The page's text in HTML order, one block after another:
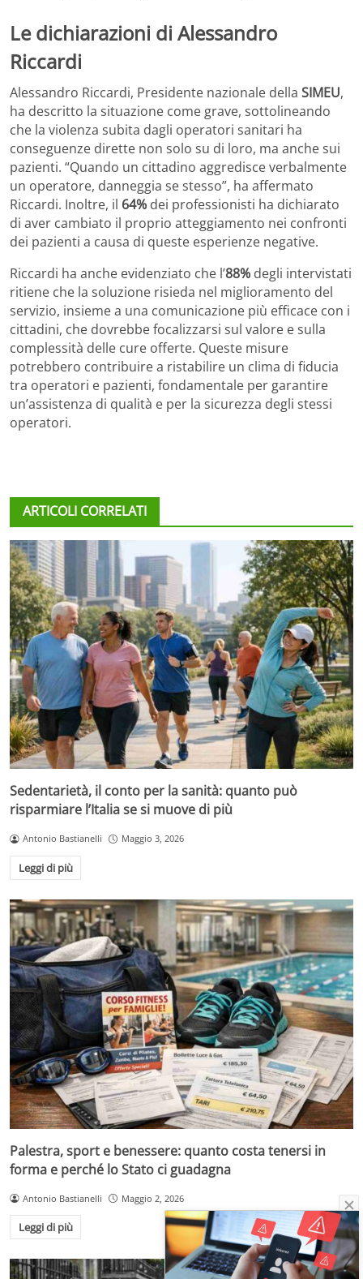
Le dichiarazioni di Alessandro
Riccardi
Alessandro Riccardi, Presidente nazionale della SIMEU,
ha descritto la situazione come grave, sottolineando
che la violenza subita dagli operatori sanitari ha
conseguenze dirette non solo su di loro, ma anche sui
pazienti. “Quando un cittadino aggredisce verbalmente
un operatore, danneggia se stesso”, ha affermato
Riccardi. Inoltre, il 64% dei professionisti ha dichiarato
di aver cambiato il proprio atteggiamento nei confronti
dei pazienti a causa di queste esperienze negative.
Riccardi ha anche evidenziato che l’88% degli intervistati
ritiene che la soluzione risieda nel miglioramento del
servizio, insieme a una comunicazione più efficace con i
cittadini, che dovrebbe focalizzarsi sul valore e sulla
complessità delle cure offerte. Queste misure
potrebbero contribuire a ristabilire un clima di fiducia
tra operatori e pazienti, fondamentale per garantire
un’assistenza di qualità e per la sicurezza degli stessi
operatori.
ARTICOLI CORRELATI
Sedentarietà, il conto per la sanità: quanto può
risparmiare l’Italia se si muove di più
Antonio Bastianelli Maggio 3, 2026
Leggi di più
Palestra, sport e benessere: quanto costa tenersi in
forma e perché lo Stato ci guadagna
Antonio Bastianelli Maggio 2, 2026
Leggi di più